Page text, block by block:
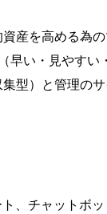
産を高める為
い・見やすい
型）と管理の
、チャットボッ